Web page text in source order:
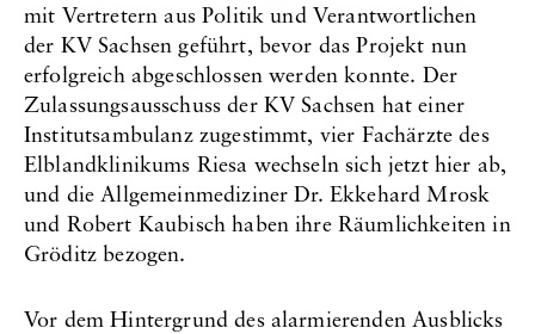
mit Vertretern aus Politik und Verantwortlichen
der KV Sachsen geführt, bevor das Projekt nun
erfolgreich abgeschlossen werden konnte. Der
Zulassungsausschuss der KV Sachsen hat einer
Institutsambulanz zugestimmt, vier Fachärzte des
Elblandklinikums Riesa wechseln sich jetzt hier ab,
und die Allgemeinmediziner Dr. Ekkehard Mrosk
und Robert Kaubisch haben ihre Räumlichkeiten in
Gröditz bezogen.
Vor dem Hintergrund des alarmierenden Ausblicks